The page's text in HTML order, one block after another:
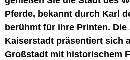
Pferde, bekannt durch Karl
berühmt für ihre Printen. Die
Kaiserstadt präsentiert sich
Großstadt mit historischem